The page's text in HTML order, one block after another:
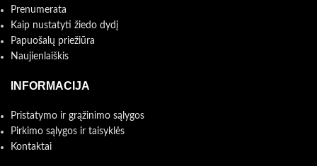
Prenumerata
Kaip nustatyti žiedo dydį
Papuošalų priežiūra
Naujienlaiškis
INFORMACIJA
Pristatymo ir grąžinimo sąlygos
Pirkimo sąlygos ir taisyklės
Kontaktai